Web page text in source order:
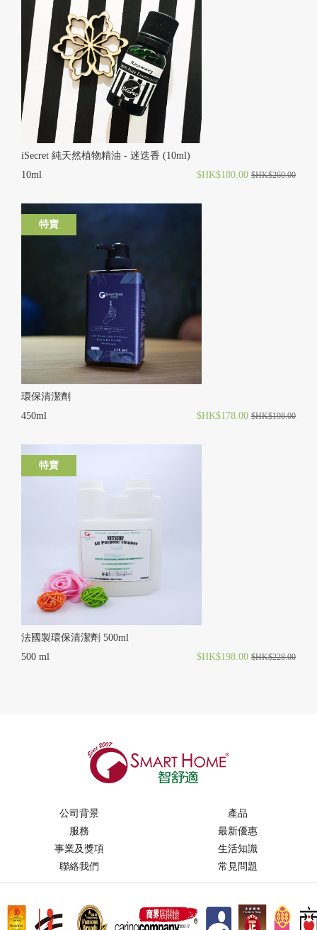
iSecret 純天然植物精油 - 迷迭香 (10ml)
10ml
$HK$180.00 $HK$260.00
環保清潔劑
450ml
$HK$178.00 $HK$198.00
特賣
法國製環保清潔劑 500ml
500 ml
$HK$198.00 $HK$228.00
特賣
公司背景
產品
服務
最新優惠
事業及獎項
生活知識
聯絡我們
常見問題